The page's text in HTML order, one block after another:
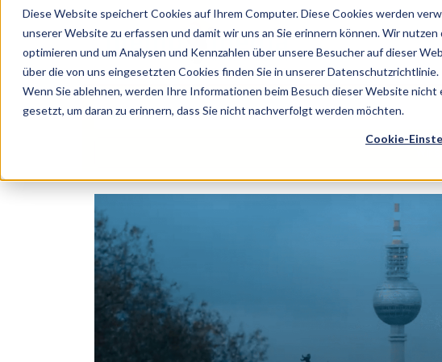
Diese Website speichert Cookies auf Ihrem Computer. Diese Cookies werden
unserer Website zu erfassen und damit wir uns an Sie erinnern können. Wir
optimieren und um Analysen und Kennzahlen über unsere Besucher auf dieser
über die von uns eingesetzten Cookies finden Sie in unserer Datenschutzrichtlinie.
Wenn Sie ablehnen, werden Ihre Informationen beim Besuch dieser Website
gesetzt, um daran zu erinnern, dass Sie nicht nachverfolgt werden möchten.
Cookie-
Künstler, Zelte, Bands, Catering, ...
Wir